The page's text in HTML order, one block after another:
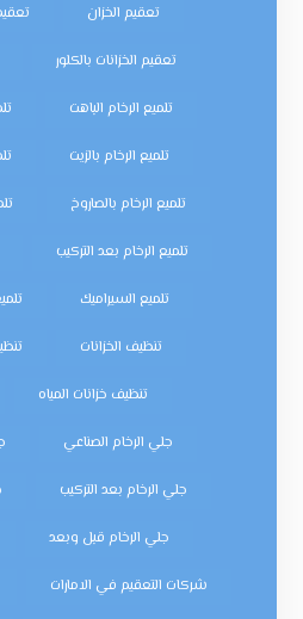
تعقيم الخزان
تعقيم الخزانات بالكلور
تلميع الرخام الباهت
تلميع الرخام بالزيت
تلميع الرخام بالصاروخ
تلميع الرخام بعد التركيب
تلميع السيراميك
تنظيف الخزانات
تنظيف خزانات المياه
جلي الرخام الصناعي
جلي الرخام بعد التركيب
جلي الرخام قبل وبعد
شركات التعقيم في الامارات